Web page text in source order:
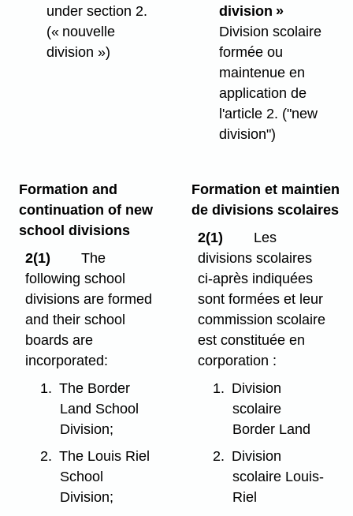
under section 2.
(« nouvelle
division »)
division »
Division scolaire
formée ou
maintenue en
application de
l'article 2. ("new
division")
Formation and
continuation of new
school divisions
2(1)
The
following school
divisions are formed
and their school
boards are
incorporated:
1. The Border
Land School
Division;
2. The Louis Riel
School
Division;
Formation et maintien
de divisions scolaires
2(1)
Les
divisions scolaires
ci-après indiquées
sont formées et leur
commission scolaire
est constituée en
corporation :
1. Division
scolaire
Border Land
2. Division
scolaire Louis-
Riel